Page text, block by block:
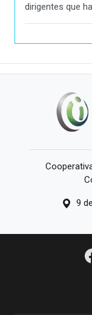
dirigentes que
9